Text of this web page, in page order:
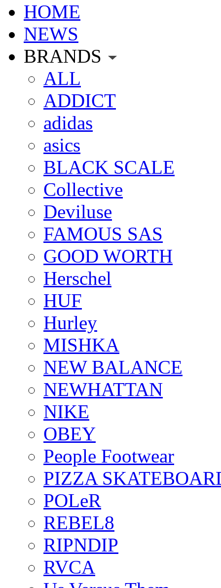
HOME
NEWS
BRANDS
ALL
ADDICT
adidas
asics
BLACK SCALE
Collective
Deviluse
FAMOUS SAS
GOOD WORTH
Herschel
HUF
Hurley
MISHKA
NEW BALANCE
NEWHATTAN
NIKE
OBEY
People Footwear
PIZZA
POLeR
REBEL8
RIPNDIP
RVCA